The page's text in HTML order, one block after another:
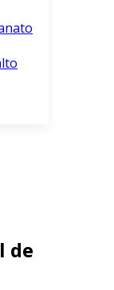
de